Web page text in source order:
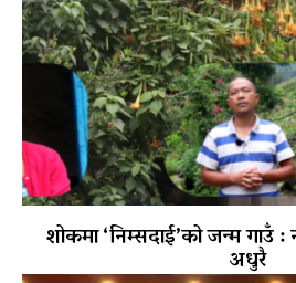
शोकमा ‘निम्सदाई’को जन्म गाउँ
अधुरै